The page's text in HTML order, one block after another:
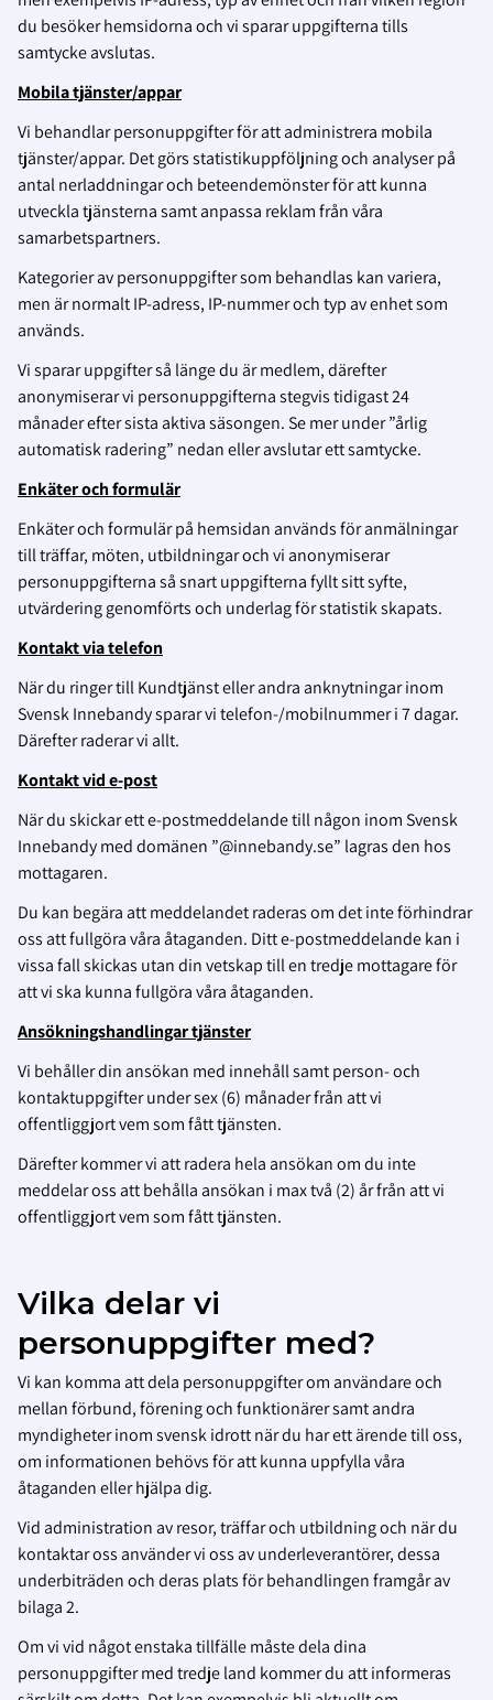
du besöker hemsidorna och vi sparar uppgifterna tills
samtycke avslutas.
Mobila tjänster/appar
Vi behandlar personuppgifter för att administrera mobila
tjänster/appar. Det görs statistikuppföljning och analyser på
antal nerladdningar och beteendemönster för att kunna
utveckla tjänsterna samt anpassa reklam från våra
samarbetspartners.
Kategorier av personuppgifter som behandlas kan variera,
men är normalt IP-adress, IP-nummer och typ av enhet som
används.
Vi sparar uppgifter så länge du är medlem, därefter
anonymiserar vi personuppgifterna stegvis tidigast 24
månader efter sista aktiva säsongen. Se mer under ”årlig
automatisk radering” nedan eller avslutar ett samtycke.
Enkäter och formulär
Enkäter och formulär på hemsidan används för anmälningar
till träffar, möten, utbildningar och vi anonymiserar
personuppgifterna så snart uppgifterna fyllt sitt syfte,
utvärdering genomförts och underlag för statistik skapats.
Kontakt via telefon
När du ringer till Kundtjänst eller andra anknytningar inom
Svensk Innebandy sparar vi telefon-/mobilnummer i 7 dagar.
Därefter raderar vi allt.
Kontakt vid e-post
När du skickar ett e-postmeddelande till någon inom Svensk
Innebandy med domänen ”@innebandy.se” lagras den hos
mottagaren.
Du kan begära att meddelandet raderas om det inte förhindrar
oss att fullgöra våra åtaganden. Ditt e-postmeddelande kan i
vissa fall skickas utan din vetskap till en tredje mottagare för
att vi ska kunna fullgöra våra åtaganden.
Ansökningshandlingar tjänster
Vi behåller din ansökan med innehåll samt person- och
kontaktuppgifter under sex (6) månader från att vi
offentliggjort vem som fått tjänsten.
Därefter kommer vi att radera hela ansökan om du inte
meddelar oss att behålla ansökan i max två (2) år från att vi
offentliggjort vem som fått tjänsten.
Vilka delar vi
personuppgifter med?
Vi kan komma att dela personuppgifter om användare och
mellan förbund, förening och funktionärer samt andra
myndigheter inom svensk idrott när du har ett ärende till oss,
om informationen behövs för att kunna uppfylla våra
åtaganden eller hjälpa dig.
Vid administration av resor, träffar och utbildning och när du
kontaktar oss använder vi oss av underleverantörer, dessa
underbiträden och deras plats för behandlingen framgår av
bilaga 2.
Om vi vid något enstaka tillfälle måste dela dina
personuppgifter med tredje land kommer du att informeras